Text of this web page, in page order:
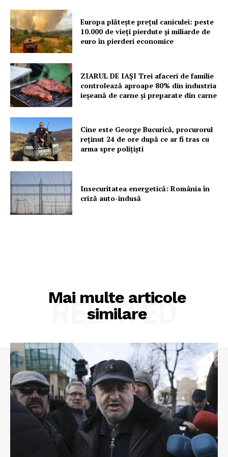
Despre noi / Echipa
Proiecte editoriale
Contact
Europa plătește prețul caniculei: peste
10.000 de vieți pierdute și miliarde de
euro în pierderi economice
ZIARUL DE IAȘI Trei afaceri de familie
controlează aproape 80% din industria
ieșeană de carne și preparate din carne
Cine este George Bucurică, procurorul
reținut 24 de ore după ce ar fi tras cu
arma spre polițiști
Insecuritatea energetică: România în
criză auto-indusă
Mai multe articole
similare
RELATED